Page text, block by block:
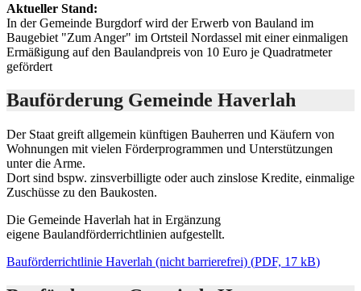
Aktueller Stand:
In der Gemeinde Burgdorf wird der Erwerb von Bauland im
Baugebiet "Zum Anger" im Ortsteil Nordassel mit einer einmaligen
Ermäßigung auf den Baulandpreis von 10 Euro je Quadratmeter
gefördert
Bauförderung Gemeinde Haverlah
Der Staat greift allgemein künftigen Bauherren und Käufern von
Wohnungen mit vielen Förderprogrammen und Unterstützungen
unter die Arme.
Dort sind bspw. zins­verbilligte oder auch zins­lose Kredite, einmalige
Zuschüsse zu den Baukosten­.
Die Gemeinde Haverlah hat in Ergänzung
eigene Baulandförderrichtlinien aufgestellt.
Bauförderrichtlinie Haverlah (nicht barrierefrei) (PDF, 17 kB)